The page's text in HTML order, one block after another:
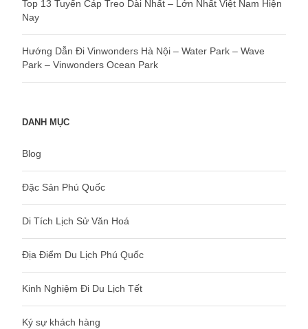
Top 13 Tuyến Cáp Treo Dài Nhất – Lớn Nhất Việt Nam Hiện
Nay
Hướng Dẫn Đi Vinwonders Hà Nội – Water Park – Wave
Park – Vinwonders Ocean Park
DANH MỤC
Blog
Đặc Sản Phú Quốc
Di Tích Lịch Sử Văn Hoá
Địa Điểm Du Lịch Phú Quốc
Kinh Nghiệm Đi Du Lịch Tết
Ký sự khách hàng